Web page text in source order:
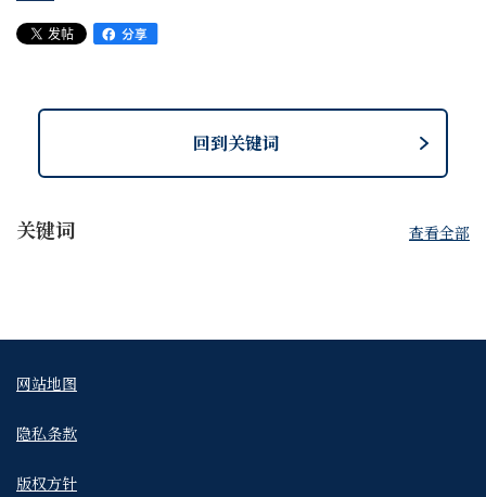
关键词 查看全部
回到关键词
网站地图
隐私条款
版权方针